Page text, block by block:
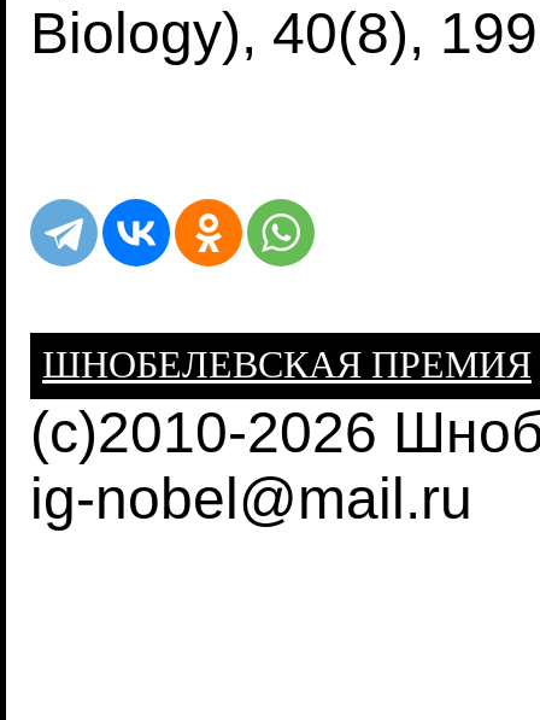
Biology), 40(8),
ШНОБЕЛЕВСКАЯ ПРЕМИЯ
(c)2010-2026
ig-nobel@mail.ru